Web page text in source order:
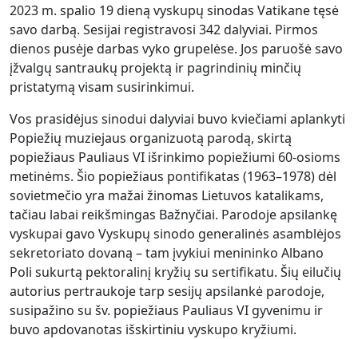
2023 m. spalio 19 dieną vyskupų sinodas Vatikane tęsė
savo darbą. Sesijai registravosi 342 dalyviai. Pirmos
dienos pusėje darbas vyko grupelėse. Jos paruošė savo
įžvalgų santraukų projektą ir pagrindinių minčių
pristatymą visam susirinkimui.
Vos prasidėjus sinodui dalyviai buvo kviečiami aplankyti
Popiežių muziejaus organizuotą parodą, skirtą
popiežiaus Pauliaus VI išrinkimo popiežiumi 60-osioms
metinėms. Šio popiežiaus pontifikatas (1963–1978) dėl
sovietmečio yra mažai žinomas Lietuvos katalikams,
tačiau labai reikšmingas Bažnyčiai. Parodoje apsilankę
vyskupai gavo Vyskupų sinodo generalinės asamblėjos
sekretoriato dovaną – tam įvykiui menininko Albano
Poli sukurtą pektoralinį kryžių su sertifikatu. Šių eilučių
autorius pertraukoje tarp sesijų apsilankė parodoje,
susipažino su šv. popiežiaus Pauliaus VI gyvenimu ir
buvo apdovanotas išskirtiniu vyskupo kryžiumi.